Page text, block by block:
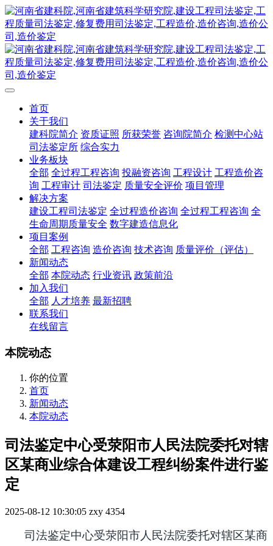
首页
关于我们
建科院简介 资质证照 所获荣誉 咨询院简介 检测中心站
司法鉴定所 综合实力
业务板块
全部 全过程工程咨询 投融资咨询 工程设计 工程造价咨
询 工程审计 司法鉴定 质量安全评价 项目管理
解决方案
建设工程司法鉴定 全过程造价咨询 全过程工程咨询 全
生命周期质量安全 数字建造信息化
项目案例
全部 工程咨询 造价咨询 技术咨询 质量评价（评估）
新闻动态
全部 本院动态 行业资讯 政策前沿
加入我们
全部 人才培养 最新招聘
联系我们
在线留言
本院动态
你的位置
首页
新闻动态
本院动态
司法鉴定中心受荥阳市人民法院委托对辖
区某商业综合体建设工程纠纷案件进行鉴
定
2025-08-12 10:30:05 zxy 4354
司法鉴定中心受荥阳市人民法院委托对辖区某商